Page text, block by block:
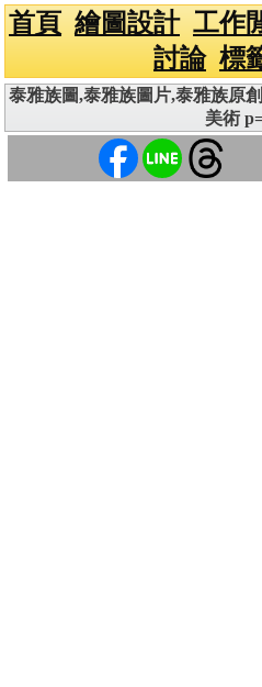
首頁 繪圖設計 工作
討論 標
泰雅族圖,泰雅族圖片,泰雅族原
美術